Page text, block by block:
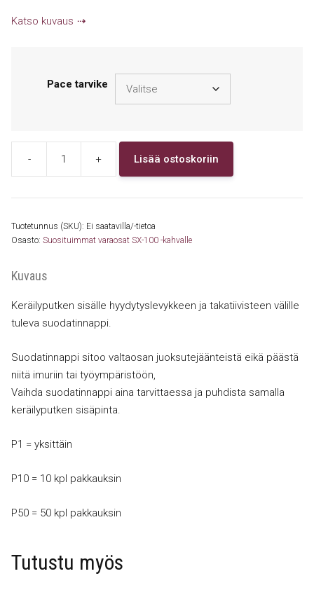
Katso kuvaus
Pace tarvike
-
1309-
Suodatinnappi
keräilyputkeen
+ Lisää ostoskoriin
Tuotetunnus (SKU): Ei saatavilla/-tietoa
Osasto: Suosituimmat varaosat SX-100 -kahvalle
Kuvaus
Keräilyputken sisälle hyydytyslevykkeen ja takatiivisteen välille
tuleva suodatinnappi.
Suodatinnappi sitoo valtaosan juoksutejäänteistä eikä päästä
niitä imuriin tai työympäristöön,
Vaihda suodatinnappi aina tarvittaessa ja puhdista samalla
keräilyputken sisäpinta.
P1 = yksittäin
P10 = 10 kpl pakkauksin
P50 = 50 kpl pakkauksin
Tutustu myös